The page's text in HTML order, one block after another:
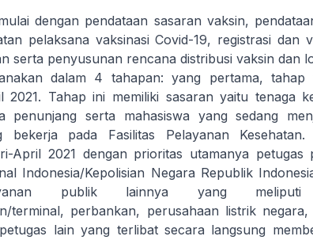
dengan pendataan sasaran vaksin,
pelaksana vaksinasi Covid-19, registrasi dan
serta penyusunan rencana distribusi vaksin dan
dalam 4 tahapan: yang pertama,
2021. Tahap ini memiliki sasaran yaitu tenaga
penunjang serta mahasiswa yang sedang
bekerja pada Fasilitas Pelayanan
April 2021 dengan prioritas utamanya petugas
Indonesia/Kepolisian Negara Republik
publik lainnya yang
terminal, perbankan, perusahaan listrik
lain yang terlibat secara langsung